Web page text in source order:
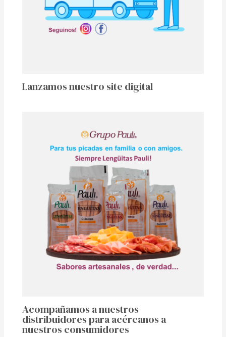
Lanzamos nuestro site digital
Acompañamos a nuestros
distribuidores para acércanos a
nuestros consumidores